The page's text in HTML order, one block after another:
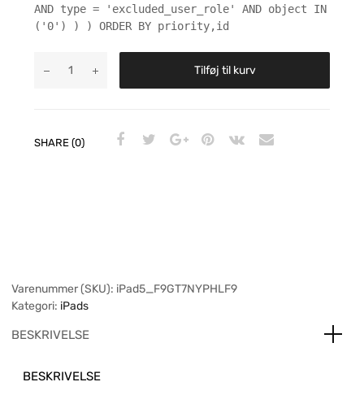
AND type = 'excluded_user_role' AND object IN
('0') ) ) ORDER BY priority,id
Tilføj til kurv
SHARE (0)
Varenummer (SKU): iPad5_F9GT7NYPHLF9
Kategori: iPads
BESKRIVELSE
BESKRIVELSE